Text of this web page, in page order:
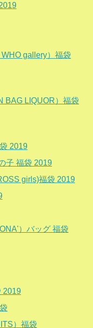
gallery）福袋
BAG LIQUOR）福袋
2019
子 福袋 2019
girls)福袋 2019
）バッグ 福袋
2019
）福袋